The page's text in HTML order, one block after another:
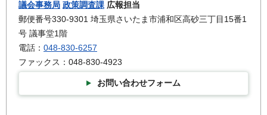
議会事務局 政策調査課 広報担当
郵便番号330-9301 埼玉県さいたま市浦和区高砂三丁目15番1
号 議事堂1階
電話： 048-830-6257
ファックス：048-830-4923
お問い合わせフォーム